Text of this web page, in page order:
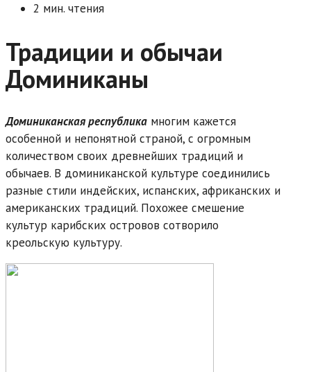
2 мин. чтения
Традиции и обычаи
Доминиканы
Доминиканская республика многим кажется
особенной и непонятной страной, с огромным
количеством своих древнейших традиций и
обычаев. В доминиканской культуре соединились
разные стили индейских, испанских, африканских и
американских традиций. Похожее смешение
культур карибских островов сотворило
креольскую культуру.